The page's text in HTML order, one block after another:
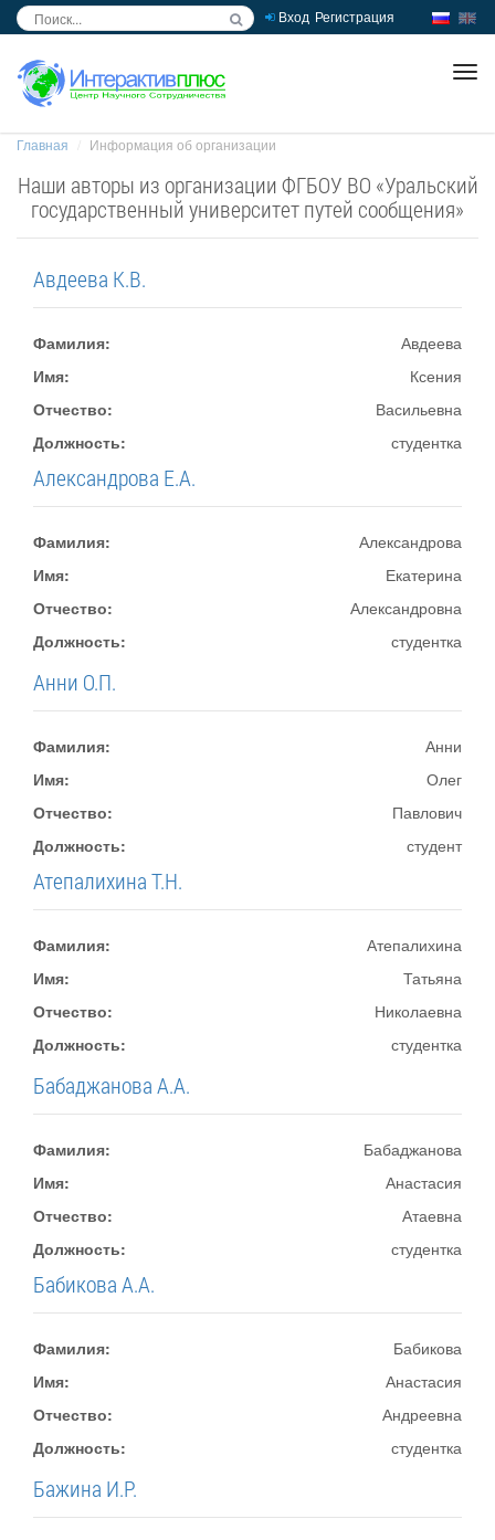
Вход Регистрация
Главная Информация об организации
Наши авторы из организации ФГБОУ ВО «Уральский
государственный университет путей сообщения»
Авдеева К.В.
Фамилия:
Авдеева
Имя:
Ксения
Отчество:
Васильевна
Должность:
студентка
Александрова Е.А.
Фамилия:
Александрова
Имя:
Екатерина
Отчество:
Александровна
Должность:
студентка
Анни О.П.
Фамилия:
Анни
Имя:
Олег
Отчество:
Павлович
Должность:
студент
Атепалихина Т.Н.
Фамилия:
Атепалихина
Имя:
Татьяна
Отчество:
Николаевна
Должность:
студентка
Бабаджанова А.А.
Фамилия:
Бабаджанова
Имя:
Анастасия
Отчество:
Атаевна
Должность:
студентка
Бабикова А.А.
Фамилия:
Бабикова
Имя:
Анастасия
Отчество:
Андреевна
Должность:
студентка
Бажина И.Р.